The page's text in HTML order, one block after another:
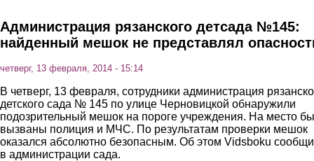
Администрация рязанского детсада №145:
найденный мешок не представлял
четверг, 13 февраля, 2014 - 15:14
В четверг, 13 февраля, сотрудники администрация
детского сада № 145 по улице Черновицкой обнаружили
подозрительный мешок на пороге учреждения. На место
вызваны полиция и МЧС. По результатам проверки мешок
оказался абсолютно безопасным. Об этом Vidsboku
в администрации сада.